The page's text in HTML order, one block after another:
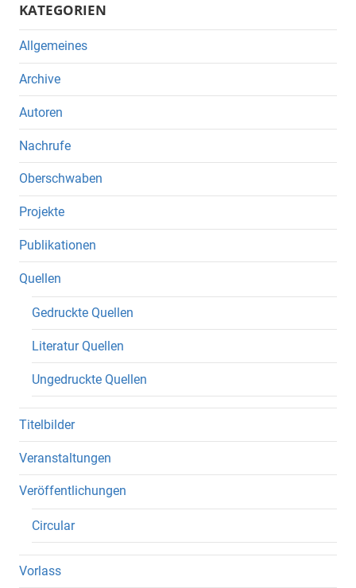
KATEGORIEN
Allgemeines
Archive
Autoren
Nachrufe
Oberschwaben
Projekte
Publikationen
Quellen
Gedruckte Quellen
Literatur Quellen
Ungedruckte Quellen
Titelbilder
Veranstaltungen
Veröffentlichungen
Circular
Vorlass